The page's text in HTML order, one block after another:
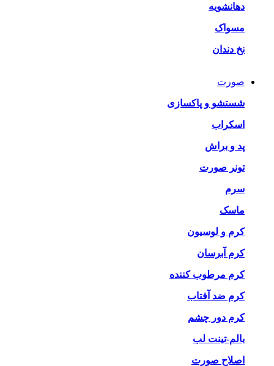
دهانشویه
مسواک
نخ دندان
صورت
شستشو و پاکسازی
اسکراب
پد و براش
تونر صورت
سرم
ماسک
کرم و لوسیون
کرم آبرسان
کرم مرطوب کننده
کرم ضد آفتاب
کرم دور چشم
بالم-تینت لب
اصلاح صورت